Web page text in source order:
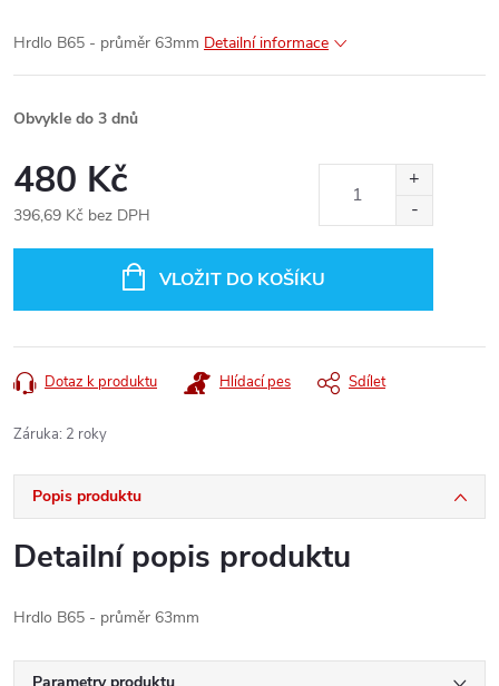
Hrdlo B65 - průměr 63mm Detailní informace
Obvykle do 3 dnů
480 Kč
396,69 Kč bez DPH
VLOŽIT DO KOŠÍKU
Dotaz k produktu Hlídací pes Sdílet
Záruka: 2 roky
Popis produktu
Detailní popis produktu
Hrdlo B65 - průměr 63mm